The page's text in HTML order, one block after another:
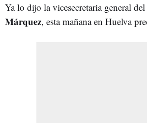
Ya lo dijo la vicesecretaria general
Márquez, esta mañana en Huelva